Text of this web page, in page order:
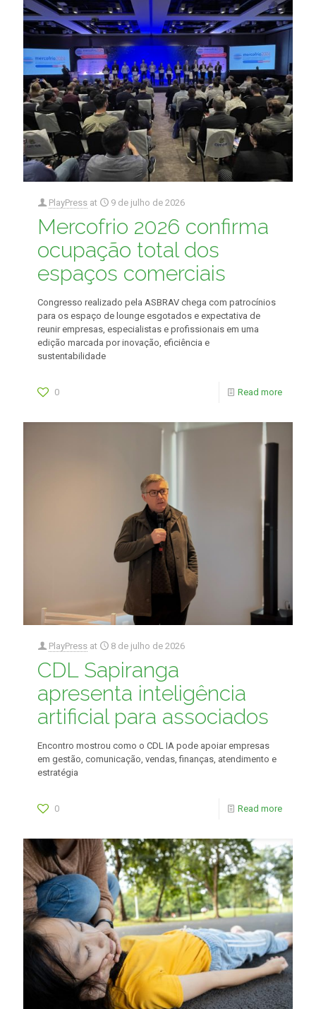
PlayPress at 9 de julho de 2026
Mercofrio 2026 confirma
ocupação total dos
espaços comerciais
Congresso realizado pela ASBRAV chega com patrocínios
para os espaço de lounge esgotados e expectativa de
reunir empresas, especialistas e profissionais em uma
edição marcada por inovação, eficiência e
sustentabilidade
0 Read more
PlayPress at 8 de julho de 2026
CDL Sapiranga
apresenta inteligência
artificial para associados
Encontro mostrou como o CDL IA pode apoiar empresas
em gestão, comunicação, vendas, finanças, atendimento e
estratégia
0 Read more